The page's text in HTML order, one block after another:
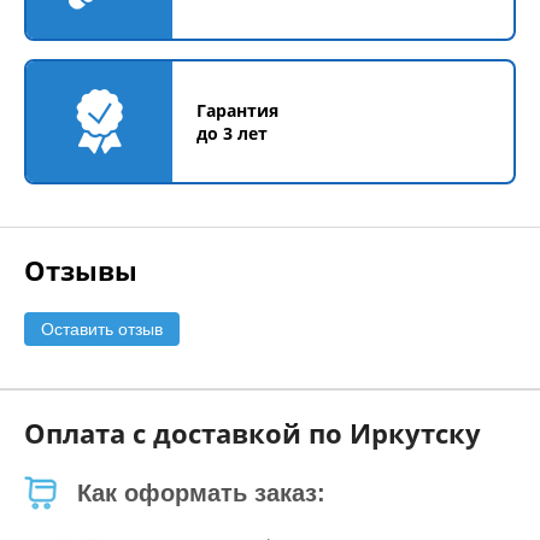
Гарантия
до 3 лет
Отзывы
Оставить отзыв
Оплата с доставкой по Иркутску
Как оформать заказ: